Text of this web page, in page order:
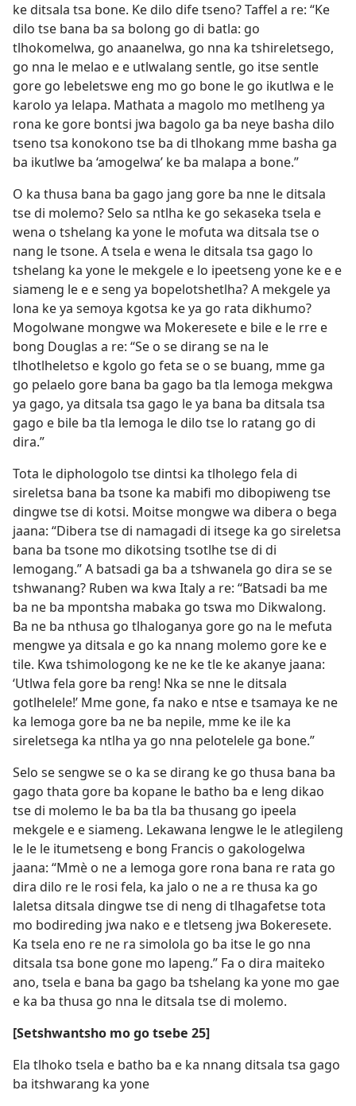
ke ditsala tsa bone. Ke dilo dife tseno? Taffel a re: “Ke
dilo tse bana ba sa bolong go di batla: go
tlhokomelwa, go anaanelwa, go nna ka tshireletsego,
go nna le melao e e utlwalang sentle, go itse sentle
gore go lebeletswe eng mo go bone le go ikutlwa e le
karolo ya lelapa. Mathata a magolo mo metlheng ya
rona ke gore bontsi jwa bagolo ga ba neye basha dilo
tseno tsa konokono tse ba di tlhokang mme basha ga
ba ikutlwe ba ‘amogelwa’ ke ba malapa a bone.”
O ka thusa bana ba gago jang gore ba nne le ditsala
tse di molemo? Selo sa ntlha ke go sekaseka tsela e
wena o tshelang ka yone le mofuta wa ditsala tse o
nang le tsone. A tsela e wena le ditsala tsa gago lo
tshelang ka yone le mekgele e lo ipeetseng yone ke e e
siameng le e e seng ya bopelotshetlha? A mekgele ya
lona ke ya semoya kgotsa ke ya go rata dikhumo?
Mogolwane mongwe wa Mokeresete e bile e le rre e
bong Douglas a re: “Se o se dirang se na le
tlhotlheletso e kgolo go feta se o se buang, mme ga
go pelaelo gore bana ba gago ba tla lemoga mekgwa
ya gago, ya ditsala tsa gago le ya bana ba ditsala tsa
gago e bile ba tla lemoga le dilo tse lo ratang go di
dira.”
Tota le diphologolo tse dintsi ka tlholego fela di
sireletsa bana ba tsone ka mabifi mo dibopiweng tse
dingwe tse di kotsi. Moitse mongwe wa dibera o bega
jaana: “Dibera tse di namagadi di itsege ka go sireletsa
bana ba tsone mo dikotsing tsotlhe tse di di
lemogang.” A batsadi ga ba a tshwanela go dira se se
tshwanang? Ruben wa kwa Italy a re: “Batsadi ba me
ba ne ba mpontsha mabaka go tswa mo Dikwalong.
Ba ne ba nthusa go tlhaloganya gore go na le mefuta
mengwe ya ditsala e go ka nnang molemo gore ke e
tile. Kwa tshimologong ke ne ke tle ke akanye jaana:
‘Utlwa fela gore ba reng! Nka se nne le ditsala
gotlhelele!’ Mme gone, fa nako e ntse e tsamaya ke ne
ka lemoga gore ba ne ba nepile, mme ke ile ka
sireletsega ka ntlha ya go nna pelotelele ga bone.”
Selo se sengwe se o ka se dirang ke go thusa bana ba
gago thata gore ba kopane le batho ba e leng dikao
tse di molemo le ba ba tla ba thusang go ipeela
mekgele e e siameng. Lekawana lengwe le le atlegileng
le le le itumetseng e bong Francis o gakologelwa
jaana: “Mmè o ne a lemoga gore rona bana re rata go
dira dilo re le rosi fela, ka jalo o ne a re thusa ka go
laletsa ditsala dingwe tse di neng di tlhagafetse tota
mo bodireding jwa nako e e tletseng jwa Bokeresete.
Ka tsela eno re ne ra simolola go ba itse le go nna
ditsala tsa bone gone mo lapeng.” Fa o dira maiteko
ano, tsela e bana ba gago ba tshelang ka yone mo gae
e ka ba thusa go nna le ditsala tse di molemo.
[Setshwantsho mo go tsebe 25]
Ela tlhoko tsela e batho ba e ka nnang ditsala tsa gago
ba itshwarang ka yone